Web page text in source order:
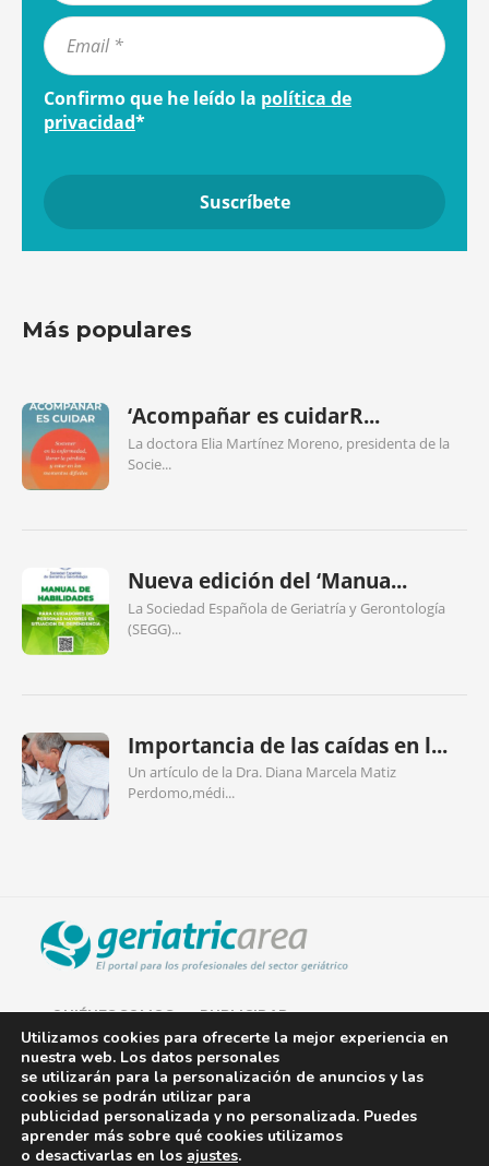
Confirmo que he leído la política de
privacidad*
Más populares
‘Acompañar es cuidarR...
La doctora Elia Martínez Moreno, presidenta de la
Socie...
Nueva edición del ‘Manua...
La Sociedad Española de Geriatría y Gerontología
(SEGG)...
Importancia de las caídas en l...
Un artículo de la Dra. Diana Marcela Matiz
Perdomo,médi...
QUIÉNES SOMOS PUBLICIDAD
AVISO LEGAL
POLÍTICA DE COOKIES
POLÍTICA DE PRIVACIDAD
Utilizamos cookies para ofrecerte la mejor experiencia en
nuestra web. Los datos personales
se utilizarán para la personalización de anuncios y las
cookies se podrán utilizar para
publicidad personalizada y no personalizada. Puedes
aprender más sobre qué cookies utilizamos
o desactivarlas en los ajustes.